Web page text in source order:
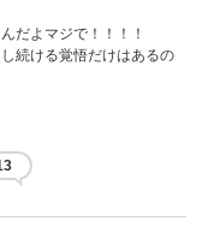
だよマジで！！！！
続ける覚悟だけはあるの